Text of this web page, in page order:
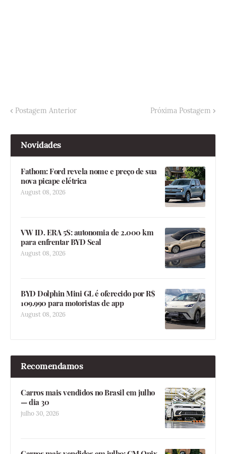
Postagem Anterior Próxima Postagem
Novidades
Fathom: Ford revela nome e preço de sua
nova picape elétrica
August 08, 2026
VW ID. ERA 5S: autonomia de 2.000 km
para enfrentar BYD Seal
August 08, 2026
BYD Dolphin Mini GL é oferecido por R$
109.990 para motoristas de app
August 08, 2026
Recomendamos
Carros mais vendidos no Brasil em julho
— dia 30
julho 30, 2026